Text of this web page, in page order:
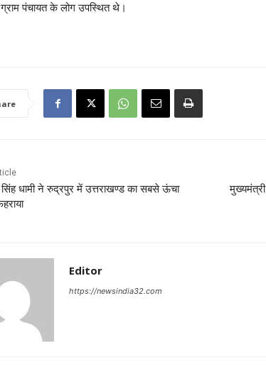
पंचायत के लोग उपस्थित थे।
धामी ने रुद्रपुर में उत्तराखण्ड का सबसे ऊंचा
Editor
https://newsindia32.com